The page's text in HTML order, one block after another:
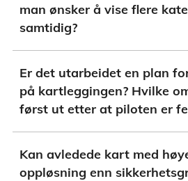
man ønsker å vise flere
samtidig?
Er det utarbeidet en plan
på kartleggingen? Hvilke
først ut etter at piloten er
Kan avledede kart med
oppløsning enn